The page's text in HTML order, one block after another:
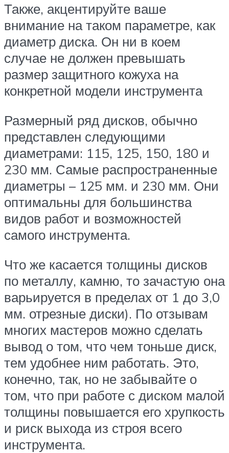
Также, акцентируйте ваше
внимание на таком параметре, как
диаметр диска. Он ни в коем
случае не должен превышать
размер защитного кожуха на
конкретной модели инструмента
Размерный ряд дисков, обычно
представлен следующими
диаметрами: 115, 125, 150, 180 и
230 мм. Самые распространенные
диаметры – 125 мм. и 230 мм. Они
оптимальны для большинства
видов работ и возможностей
самого инструмента.
Что же касается толщины дисков
по металлу, камню, то зачастую она
варьируется в пределах от 1 до 3,0
мм. отрезные диски). По отзывам
многих мастеров можно сделать
вывод о том, что чем тоньше диск,
тем удобнее ним работать. Это,
конечно, так, но не забывайте о
том, что при работе с диском малой
толщины повышается его хрупкость
и риск выхода из строя всего
инструмента.